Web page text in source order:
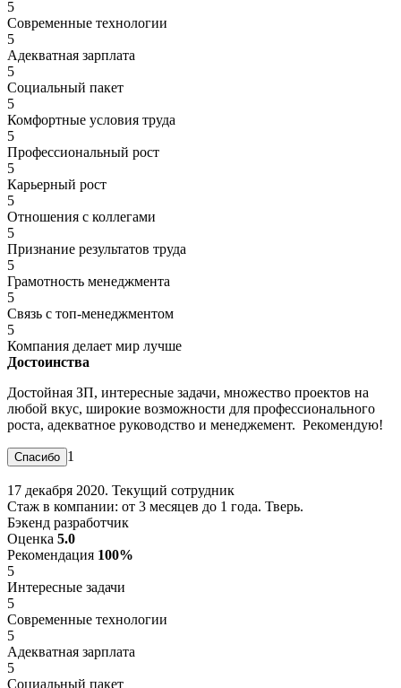
5
Современные технологии
5
Адекватная зарплата
5
Социальный пакет
5
Комфортные условия труда
5
Профессиональный рост
5
Карьерный рост
5
Отношения с коллегами
5
Признание результатов труда
5
Грамотность менеджмента
5
Связь с топ-менеджментом
5
Компания делает мир лучше
Достоинства
Достойная ЗП, интересные задачи, множество проектов на
любой вкус, широкие возможности для профессионального
роста, адекватное руководство и менеджемент. Рекомендую!
1
17 декабря 2020. Текущий сотрудник
Стаж в компании: от 3 месяцев до 1 года. Тверь.
Бэкенд разработчик
Оценка 5.0
Рекомендация 100%
5
Интересные задачи
5
Современные технологии
5
Адекватная зарплата
5
Социальный пакет